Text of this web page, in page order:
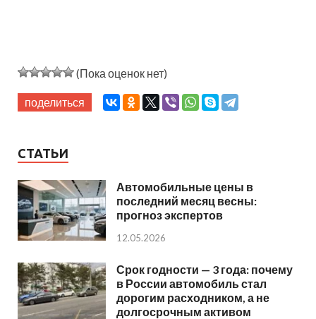
(Пока оценок нет)
поделиться
СТАТЬИ
Автомобильные цены в
последний месяц весны:
прогноз экспертов
12.05.2026
Срок годности — 3 года: почему
в России автомобиль стал
дорогим расходником, а не
долгосрочным активом